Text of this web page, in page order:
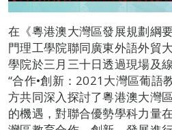
在《粵港澳大灣區發展規劃綱
門理工學院聯同廣東外語外貿
學院於三月三十日透過現場及
“合作•創新：2021大灣區葡語
方共同深入探討了粵港澳大灣
的機遇，對聯合優勢學科力量